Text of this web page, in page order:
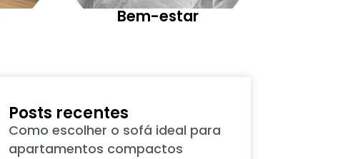
Bem-estar
Posts recentes
Como escolher o sofá ideal para
apartamentos compactos